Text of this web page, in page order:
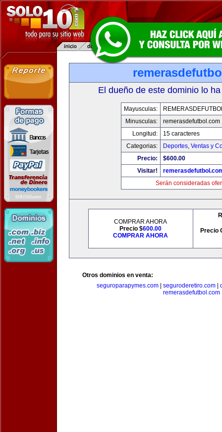
El dueño de este dominio lo
Mayusculas:
Minusculas:
remerasdefutbol.com
Longitud:
15 caracteres
Categorias:
Deportes, Ventas y
Precio:
$600.00
Visitar!
Serán consideradas
COMPRAR AHORA
Precio $600.00
COMPRAR AHORA
Precio
Otros dominios en venta:
seguroparapymes.com| seguroderetiro.com|
remerasdefutbol.com